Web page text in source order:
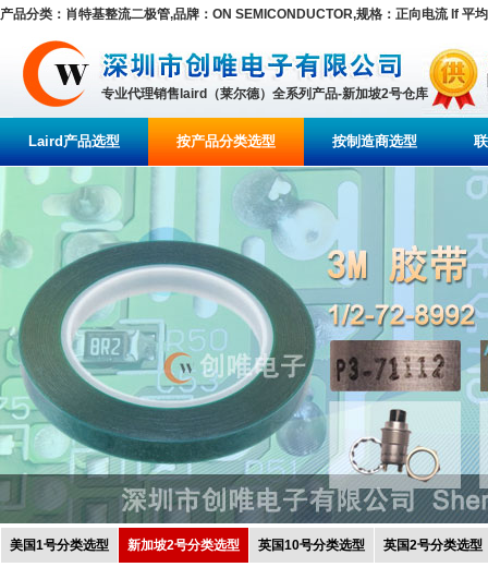
产品分类：肖特基整流二极管,品牌：ON SEMICONDUCTOR,规格：正向电流 If 平
专业代理销售laird（莱尔德）全系列产品-新加坡2号仓库
Laird产品选型 按产品分类选型 按制造商选型
美国1号分类选型 新加坡2号分类选型 英国10号分类选型 英国2号分类选型